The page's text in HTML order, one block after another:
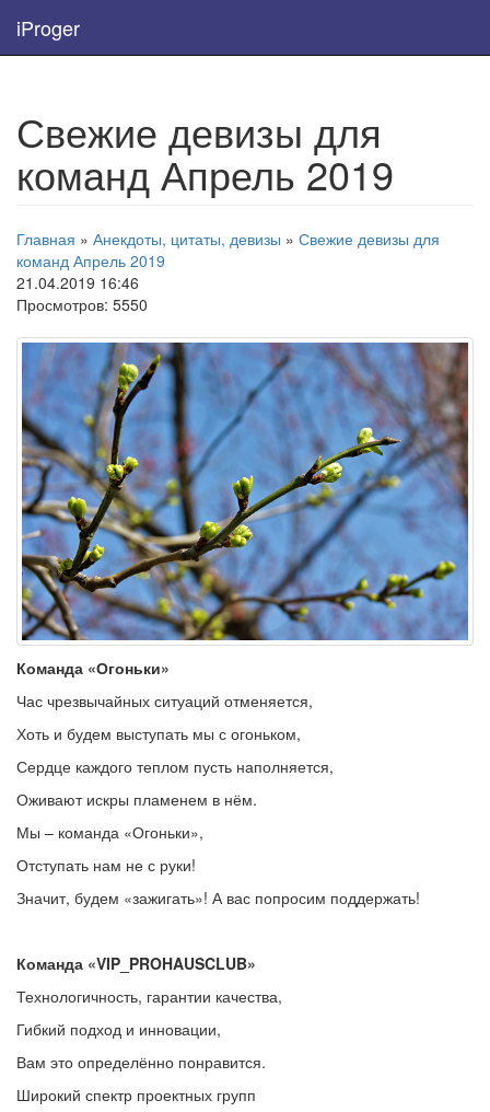
iProger
Свежие девизы для
команд Апрель 2019
Главная » Анекдоты, цитаты, девизы » Свежие девизы для
команд Апрель 2019
21.04.2019 16:46
Просмотров: 5550
Команда «Огоньки»
Час чрезвычайных ситуаций отменяется,
Хоть и будем выступать мы с огоньком,
Сердце каждого теплом пусть наполняется,
Оживают искры пламенем в нём.
Мы – команда «Огоньки»,
Отступать нам не с руки!
Значит, будем «зажигать»! А вас попросим поддержать!
Команда «VIP_PROHAUSCLUB»
Технологичность, гарантии качества,
Гибкий подход и инновации,
Вам это определённо понравится.
Широкий спектр проектных групп